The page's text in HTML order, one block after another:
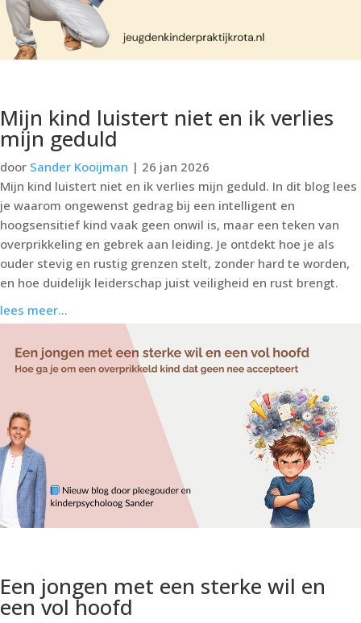
Mijn kind luistert niet en ik verlies
mijn geduld
door Sander Kooijman | 26 jan 2026
Mijn kind luistert niet en ik verlies mijn geduld. In dit blog lees
je waarom ongewenst gedrag bij een intelligent en
hoogsensitief kind vaak geen onwil is, maar een teken van
overprikkeling en gebrek aan leiding. Je ontdekt hoe je als
ouder stevig en rustig grenzen stelt, zonder hard te worden,
en hoe duidelijk leiderschap juist veiligheid en rust brengt.
lees meer...
Een jongen met een sterke wil en
een vol hoofd